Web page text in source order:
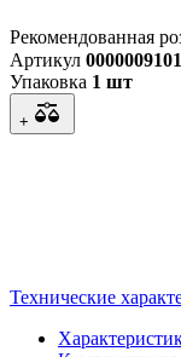
Рекомендованная
Артикул
Упаковка 1 шт
+
Технические